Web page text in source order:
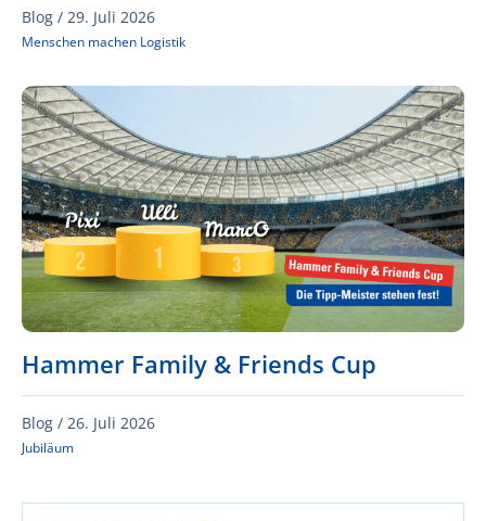
Blog / 29. Juli 2026
Menschen machen Logistik
Hammer Family & Friends Cup
Blog / 26. Juli 2026
Jubiläum